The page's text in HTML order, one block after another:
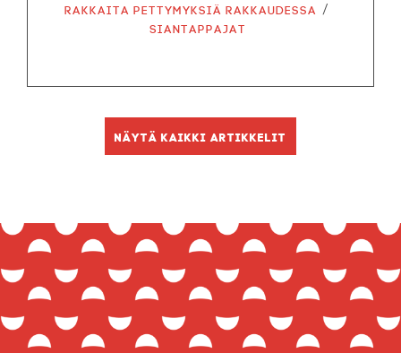
Rakkaita pettymyksiä rakkaudessa /
Siantappajat
Näytä kaikki artikkelit